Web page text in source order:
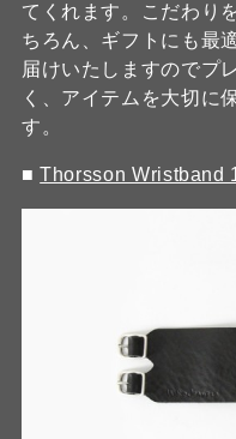
てくれます。こだわり
ちろん、ギフトにも最
届けいたしますのでプ
く、アイテムを大切に
す。
■Thorsson Wristband